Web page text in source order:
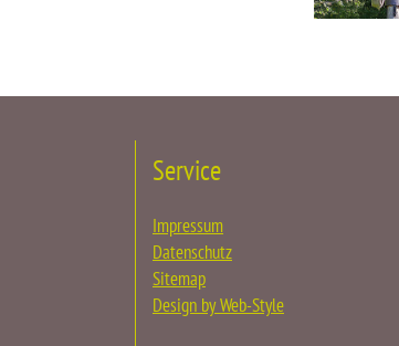
Service
Impressum
Datenschutz
Sitemap
Design by Web-Style